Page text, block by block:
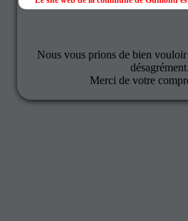
Nous vous prions de bien
Merci de votre